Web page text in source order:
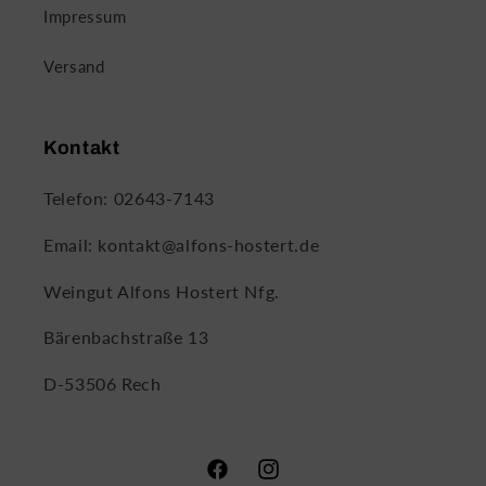
Impressum
Versand
Kontakt
Telefon: 02643-7143
Email: kontakt@alfons-hostert.de
Weingut Alfons Hostert Nfg.
Bärenbachstraße 13
D-53506 Rech
FacebookInstagram